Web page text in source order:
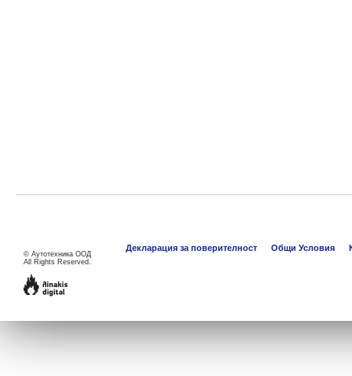
© Аутотехника ООД
All Rights Reserved.
Декларация за поверителност Общи Условия